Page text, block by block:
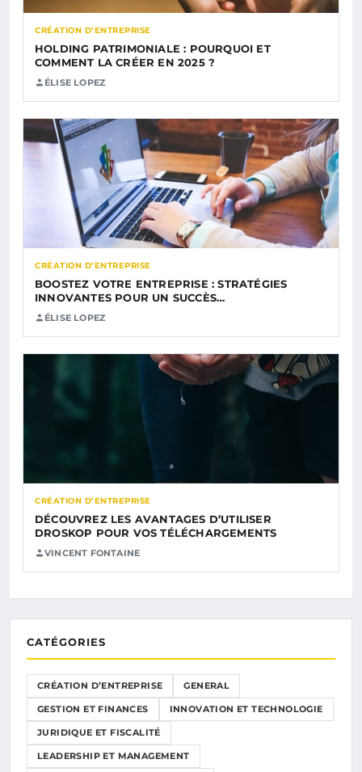
CRÉATION D’ENTREPRISE
HOLDING PATRIMONIALE : POURQUOI ET
COMMENT LA CRÉER EN 2025 ?
ÉLISE LOPEZ
CRÉATION D’ENTREPRISE
BOOSTEZ VOTRE ENTREPRISE : STRATÉGIES
INNOVANTES POUR UN SUCCÈS…
ÉLISE LOPEZ
CRÉATION D’ENTREPRISE
DÉCOUVREZ LES AVANTAGES D’UTILISER
DROSKOP POUR VOS TÉLÉCHARGEMENTS
VINCENT FONTAINE
CATÉGORIES
CRÉATION D’ENTREPRISE GENERAL
GESTION ET FINANCES INNOVATION ET TECHNOLOGIE
JURIDIQUE ET FISCALITÉ
LEADERSHIP ET MANAGEMENT